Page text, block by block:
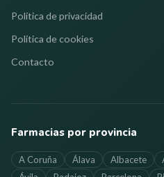
Política de privacidad
Política de cookies
Contacto
Farmacias por provincia
A Coruña Álava Albacete